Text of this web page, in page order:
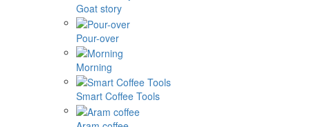
Goat story
Pour-over
Morning
Smart Coffee Tools